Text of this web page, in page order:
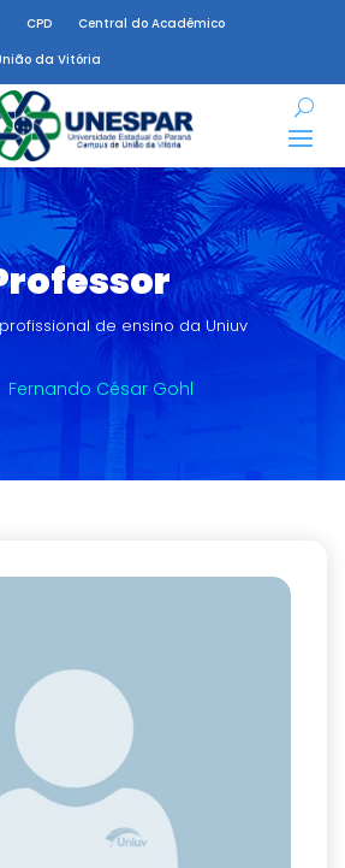
CPD
Central do Acadêmico
da Vitória
de ensino da Uniuv
Fernando César Gohl